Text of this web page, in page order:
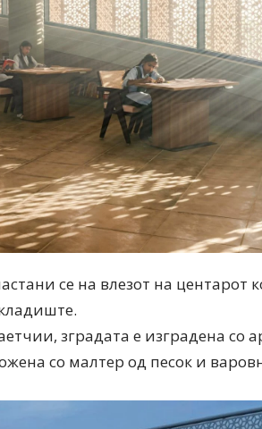
се на влезот на центарот
зградата е изградена со
со малтер од песок и